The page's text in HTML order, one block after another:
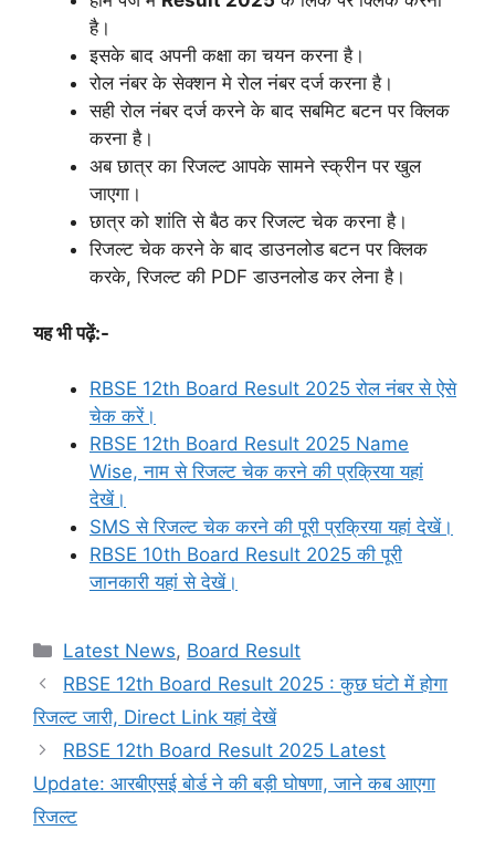
है।
इसके बाद अपनी कक्षा का चयन करना है।
रोल नंबर के सेक्शन मे रोल नंबर दर्ज करना है।
सही रोल नंबर दर्ज करने के बाद सबमिट बटन पर क्लिक
करना है।
अब छात्र का रिजल्ट आपके सामने स्क्रीन पर खुल
जाएगा।
छात्र को शांति से बैठ कर रिजल्ट चेक करना है।
रिजल्ट चेक करने के बाद डाउनलोड बटन पर क्लिक
करके, रिजल्ट की PDF डाउनलोड कर लेना है।
यह भी पढ़ें:-
RBSE 12th Board Result 2025 रोल नंबर से ऐसे
चेक करें।
RBSE 12th Board Result 2025 Name
Wise, नाम से रिजल्ट चेक करने की प्रक्रिया यहां
देखें।
SMS से रिजल्ट चेक करने की पूरी प्रक्रिया यहां देखें।
RBSE 10th Board Result 2025 की पूरी
जानकारी यहां से देखें।
Categories
Latest News, Board Result
RBSE 12th Board Result 2025 : कुछ घंटो में होगा
रिजल्ट जारी, Direct Link यहां देखें
RBSE 12th Board Result 2025 Latest
Update: आरबीएसई बोर्ड ने की बड़ी घोषणा, जाने कब आएगा
रिजल्ट